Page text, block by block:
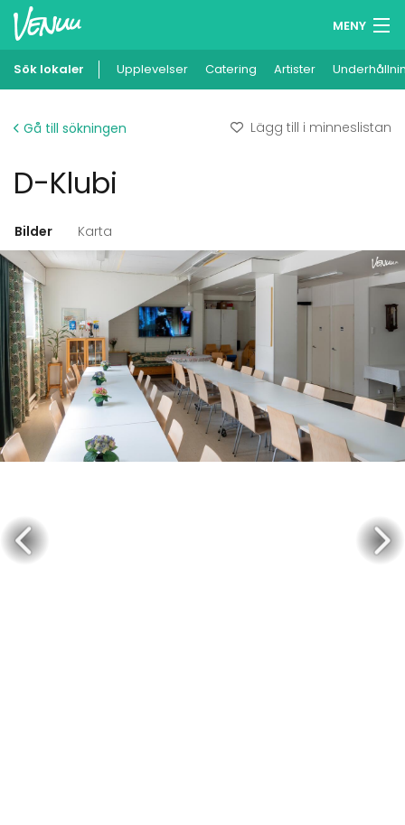
MENY
Minneslista
Sök lokaler Upplevelser Catering Artister
Gå till sökningen Lägg till i minneslistan
D-Klubi
Bilder Karta